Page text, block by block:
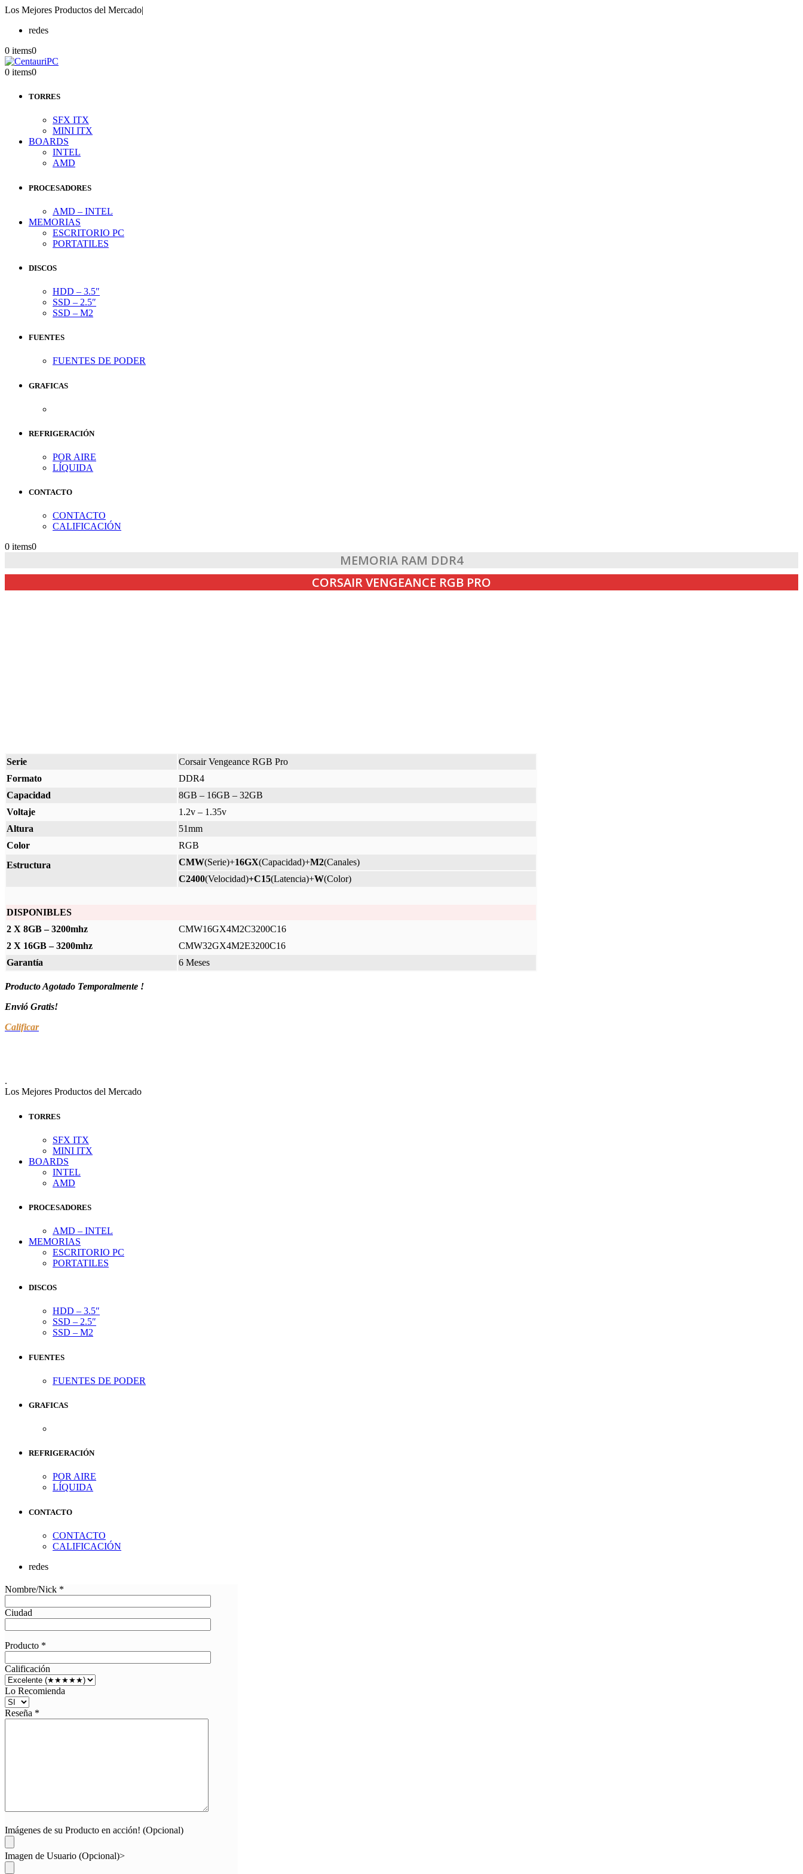
Los Mejores Productos del Mercado|
redes
0 items0
0 items0
TORRES
SFX ITX
MINI ITX
BOARDS
INTEL
AMD
PROCESADORES
AMD – INTEL
MEMORIAS
ESCRITORIO PC
PORTATILES
DISCOS
HDD – 3.5″
SSD – 2.5″
SSD – M2
FUENTES
FUENTES DE PODER
GRAFICAS
REFRIGERACIÓN
POR AIRE
LÍQUIDA
CONTACTO
CONTACTO
CALIFICACIÓN
0 items0
MEMORIA RAM DDR4
CORSAIR VENGEANCE RGB PRO
Serie
Corsair Vengeance RGB Pro
Formato
DDR4
Capacidad
8GB – 16GB – 32GB
Voltaje
1.2v – 1.35v
Altura
51mm
Color
RGB
Estructura
CMW(Serie)+16GX(Capacidad)+M2(Canales)
C2400(Velocidad)+C15(Latencia)+W(Color)
DISPONIBLES
2 X 8GB – 3200mhz
CMW16GX4M2C3200C16
2 X 16GB – 3200mhz
CMW32GX4M2E3200C16
Garantía
6 Meses
Producto Agotado Temporalmente !
Envió Gratis!
Calificar
.
Los Mejores Productos del Mercado
TORRES
SFX ITX
MINI ITX
BOARDS
INTEL
AMD
PROCESADORES
AMD – INTEL
MEMORIAS
ESCRITORIO PC
PORTATILES
DISCOS
HDD – 3.5″
SSD – 2.5″
SSD – M2
FUENTES
FUENTES DE PODER
GRAFICAS
REFRIGERACIÓN
POR AIRE
LÍQUIDA
CONTACTO
CONTACTO
CALIFICACIÓN
redes
Nombre/Nick *
Ciudad
Producto *
Calificación
Lo Recomienda
Reseña *
Imágenes de su Producto en acción! (Opcional)
Imagen de Usuario (Opcional)>